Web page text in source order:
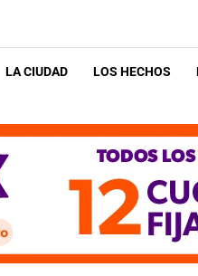
LA CIUDAD LOS HECHOS